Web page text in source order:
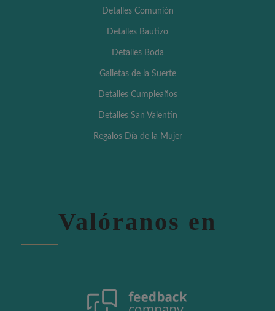
Detalles Comunión
Detalles Bautizo
Detalles Boda
Galletas de la Suerte
Detalles Cumpleaños
Detalles San Valentín
Regalos Día de la Mujer
Valóranos en